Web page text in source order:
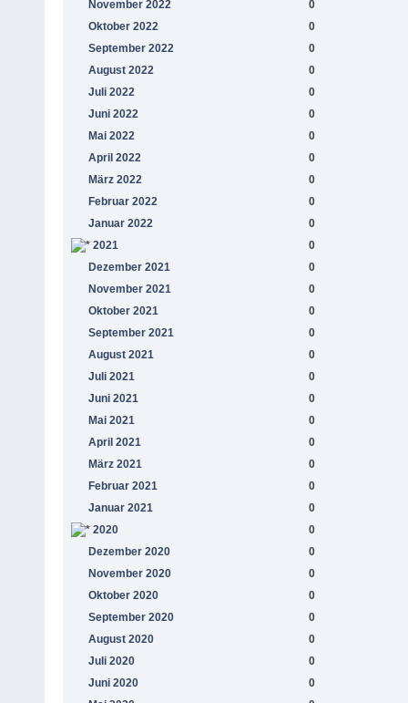
November 2022
0
Oktober 2022
0
September 2022
0
August 2022
0
Juli 2022
0
Juni 2022
0
Mai 2022
0
April 2022
0
März 2022
0
Februar 2022
0
Januar 2022
0
2021
0
Dezember 2021
0
November 2021
0
Oktober 2021
0
September 2021
0
August 2021
0
Juli 2021
0
Juni 2021
0
Mai 2021
0
April 2021
0
März 2021
0
Februar 2021
0
Januar 2021
0
2020
0
Dezember 2020
0
November 2020
0
Oktober 2020
0
September 2020
0
August 2020
0
Juli 2020
0
Juni 2020
0